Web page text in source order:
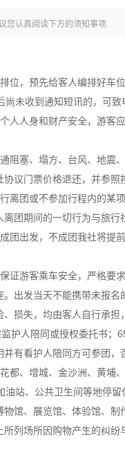
您认真阅读下方的须知事项
位，预先给客人编排好车
未收到通知短讯的，可致
人人身和财产安全，游客
阻塞、塌方、台风、地震
议门票价格退还，并参
离团或不参加行程内的某
团期间的一切行为与旅行
团出发，不成团我社将提
证游客乘车安全，严格要
出发当天不能携带未报
损失，均由客人自行承担
护人陪同或授权委托书；
有看护人陪同方可参团，
都、增城、金沙洲、黄埔
油站、公共卫生间等地停
物馆、展览馆、体验馆、
列场所因购物产生的纠纷